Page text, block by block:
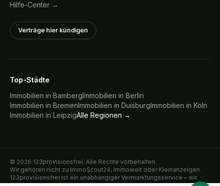
Hilfe-Center →
Verträge hier kündigen
Top-Städte
Immobilien in BambergImmobilien in Berlin
Immobilien in BremenImmobilien in DuisburgImmobilien in Köln
Immobilien in LeipzigAlle Regionen →
© 2026 123provisionsfrei. Alle Rechte vorbehalten.
Wir gehören nicht zu ImmoScout24, Immowelt oder Kleinanzeigen.
123provisionsfrei ist ein unabhängiger Vermarktungsservice – wir